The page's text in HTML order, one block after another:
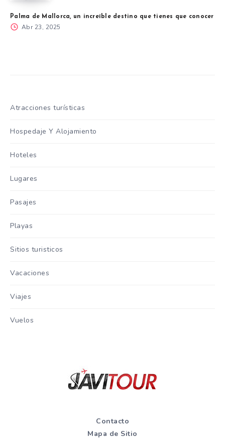
Palma de Mallorca, un increíble destino que tienes que conocer
Abr 23, 2025
Atracciones turísticas
Hospedaje Y Alojamiento
Hoteles
Lugares
Pasajes
Playas
Sitios turisticos
Vacaciones
Viajes
Vuelos
Contacto
Mapa de Sitio